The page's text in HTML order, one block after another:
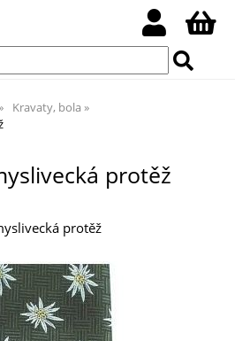
Kravaty, bola
protěž
protěž